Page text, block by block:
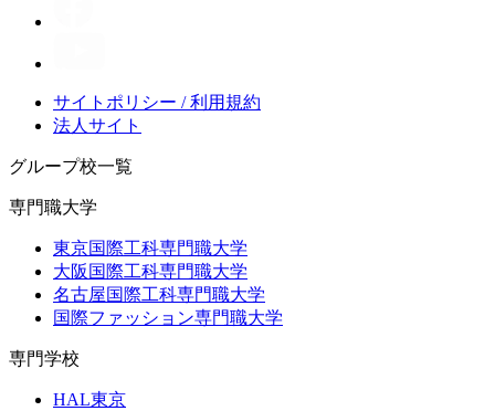
サイトポリシー / 利用規約
法人サイト
グループ校一覧
専門職大学
東京国際工科専門職大学
大阪国際工科専門職大学
名古屋国際工科専門職大学
国際ファッション専門職大学
専門学校
HAL東京